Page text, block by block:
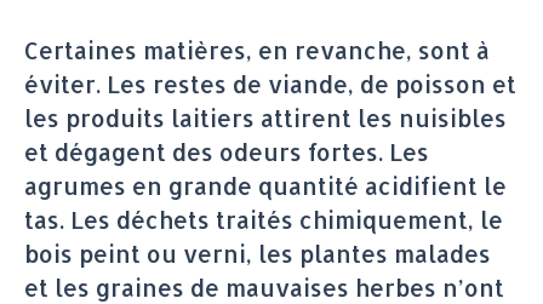
Certaines matières, en revanche, sont à
éviter. Les restes de viande, de poisson et
les produits laitiers attirent les nuisibles
et dégagent des odeurs fortes. Les
agrumes en grande quantité acidifient le
tas. Les déchets traités chimiquement, le
bois peint ou verni, les plantes malades
et les graines de mauvaises herbes n’ont